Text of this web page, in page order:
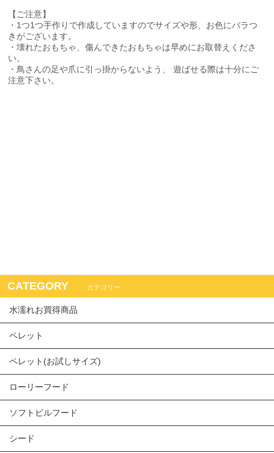
【ご注意】
・1つ1つ手作りで作成していますのでサイズや形、お色にバラつ
きがございます。
・壊れたおもちゃ、傷んできたおもちゃは早めにお取替えくださ
い。
・鳥さんの足や爪に引っ掛からないよう、 遊ばせる際は十分にご
注意下さい。
CATEGORY カテゴリー
水濡れお買得商品
ペレット
ペレット(お試しサイズ)
ローリーフード
ソフトビルフード
シード